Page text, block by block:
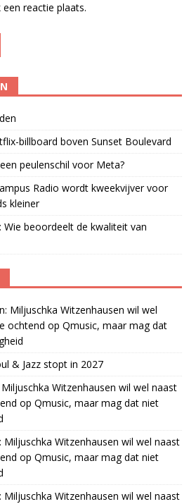
reactie plaats.
billboard boven Sunset Boulevard
peulenschil voor Meta?
Radio wordt kweekvijver voor
kleiner
Wie beoordeelt de kwaliteit van
Miljuschka Witzenhausen wil wel
ochtend op Qmusic, maar mag dat
& Jazz stopt in 2027
Witzenhausen wil wel naast
op Qmusic, maar mag dat niet
Miljuschka Witzenhausen wil wel naast
op Qmusic, maar mag dat niet
Miljuschka Witzenhausen wil wel naast